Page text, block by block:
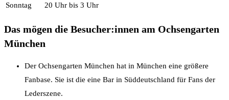
Sonntag
20 Uhr bis 3 Uhr
Das mögen die Besucher:innen am Ochsengarten
München
Der Ochsengarten München hat in München eine größere
Fanbase. Sie ist die eine Bar in Süddeutschland für Fans der
Lederszene.